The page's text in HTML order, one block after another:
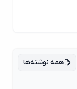
همه نوشته‌ها